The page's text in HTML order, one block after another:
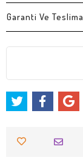
Garanti Ve